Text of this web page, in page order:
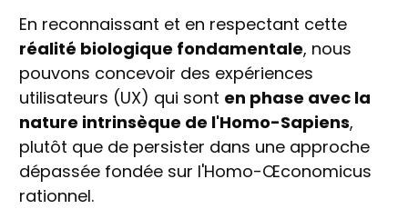
En reconnaissant et en respectant cette
réalité biologique fondamentale, nous
pouvons concevoir des expériences
utilisateurs (UX) qui sont en phase avec la
nature intrinsèque de l'Homo-Sapiens,
plutôt que de persister dans une approche
dépassée fondée sur l'Homo-Œconomicus
rationnel.